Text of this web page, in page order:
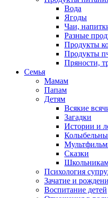
Вода
Ягоды
Чаи,
Разные
Продукты
Продукты
Пряности,
Семья
Мамам
Папам
Детям
Всякие
Загадки
Истории и
Сказки
Психология
Зачатие и
Воспитание детей